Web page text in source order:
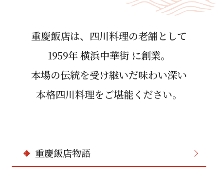
重慶飯店は、四川料理の⽼舗として
1959年 横浜中華街 に創業。
本場の伝統を受け継いだ味わい深い
本格四川料理をご堪能ください。
重慶飯店物語